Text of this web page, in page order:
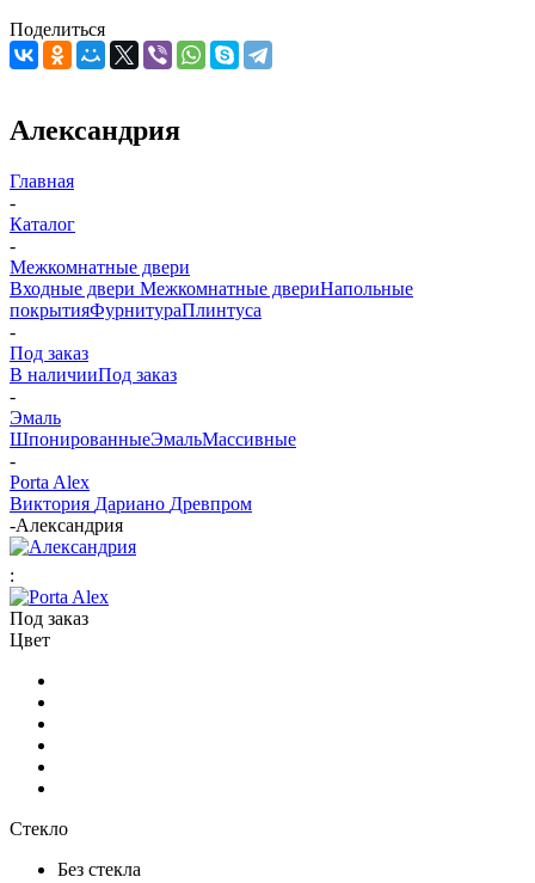
Поделиться
Александрия
Главная
-
Каталог
-
Межкомнатные двери
Входные двери Межкомнатные двериНапольные
покрытияФурнитураПлинтуса
-
Под заказ
В наличииПод заказ
-
Эмаль
ШпонированныеЭмальМассивные
-
Porta Alex
Виктория Дариано Древпром
-Александрия
:
Под заказ
Цвет
Стекло
Без стекла